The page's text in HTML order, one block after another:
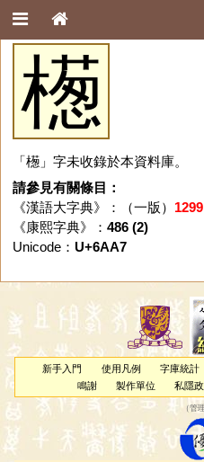
檧
「檧」字未收錄於本資料庫。
請參見有關條目：
《漢語大字典》：（一版） 1299
《康熙字典》： 486 (2)
Unicode： U+6AA7
新手入門 使用凡例 字庫統計
鳴謝
製作單位 私隱
（管